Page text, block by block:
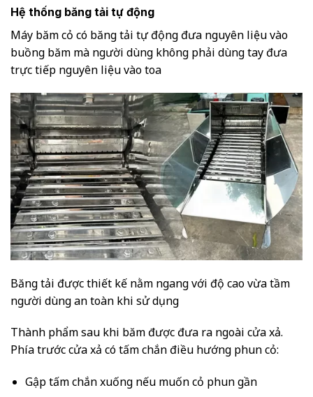
Hệ thống băng tải tự động
Máy băm cỏ có băng tải tự động đưa nguyên liệu vào
buồng băm mà người dùng không phải dùng tay đưa
trực tiếp nguyên liệu vào toa
Băng tải được thiết kế nằm ngang với độ cao vừa tầm
người dùng an toàn khi sử dụng
Thành phẩm sau khi băm được đưa ra ngoài cửa xả.
Phía trước cửa xả có tấm chắn điều hướng phun cỏ:
Gập tấm chắn xuống nếu muốn cỏ phun gần